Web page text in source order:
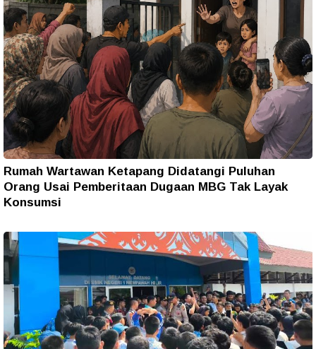
Rumah Wartawan Ketapang Didatangi Puluhan
Orang Usai Pemberitaan Dugaan MBG Tak Layak
Konsumsi